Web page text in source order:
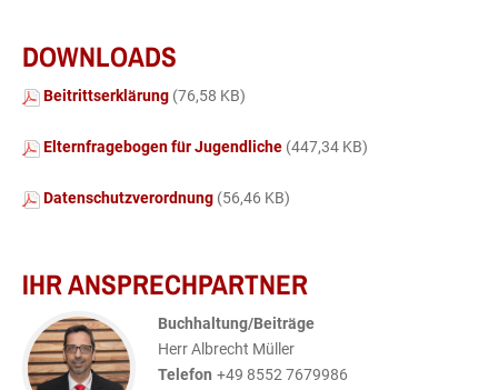
DOWNLOADS
Beitrittserklärung (76,58 KB)
Elternfragebogen für Jugendliche (447,34 KB)
Datenschutzverordnung (56,46 KB)
IHR ANSPRECHPARTNER
Buchhaltung/Beiträge
Herr Albrecht Müller
Telefon +49 8552 7679986